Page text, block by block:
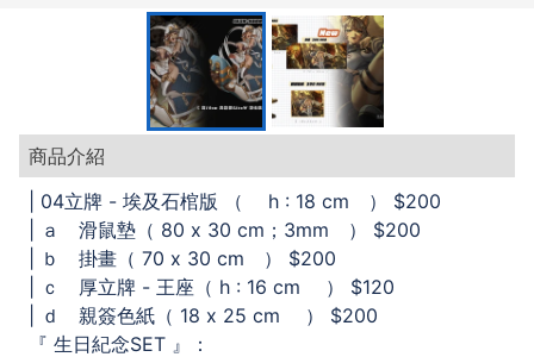
商品介紹
| 04立牌 - 埃及石棺版 （ h : 18 cm ） $200
| ａ 滑鼠墊（ 80 x 30 cm；3mm ） $200
| ｂ 掛畫（ 70 x 30 cm ） $200
| ｃ 厚立牌 - 王座（ h : 16 cm ） $120
| ｄ 親簽色紙（ 18 x 25 cm
） $200
『 生日紀念SET 』：